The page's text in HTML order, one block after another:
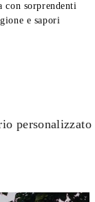
con sorprendenti
e sapori
personalizzato